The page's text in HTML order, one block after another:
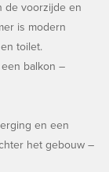
de voorzijde en
is modern
toilet.
balkon –
en een
het gebouw –